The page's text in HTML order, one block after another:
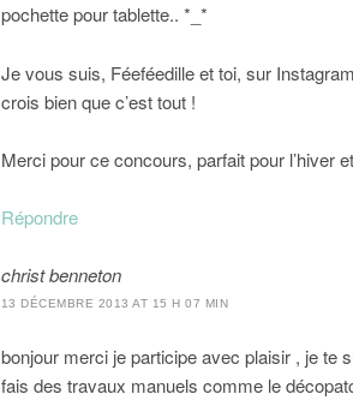
pochette pour tablette.. *_*
Je vous suis, Féeféedille et toi, sur
crois bien que c’est tout !
Merci pour ce concours, parfait pour l’hiver
Répondre
christ benneton
13 DÉCEMBRE 2013 AT 15 H 07 MIN
bonjour merci je participe avec plaisir , je te
fais des travaux manuels comme le